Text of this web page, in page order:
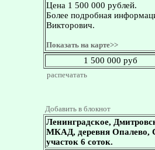
Цена 1 500 000 рублей.
Более подробная
Викторович.
Показать на карте>>
1 500 000 руб
распечатать
Добавить в блокнот
Ленинградское,
МКАД, деревня Опалево,
участок 6 соток.